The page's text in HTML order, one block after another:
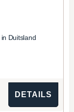
Duitsland
DETAILS